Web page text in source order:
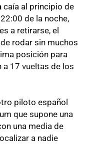
caía al principio de
de la noche,
a retirarse, el
rodar sin muchos
posición para
a 17 vueltas de los
piloto español
que supone una
una media de
a nadie